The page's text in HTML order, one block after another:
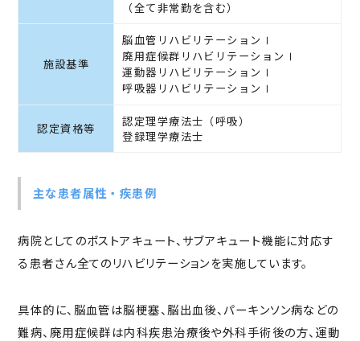
（全て非常勤を含む）
施設基準
脳血管リハビリテーションⅠ
廃用症候群リハビリテーションⅠ
運動器リハビリテーションⅠ
呼吸器リハビリテーションⅠ
認定資格等
認定理学療法士（呼吸）
登録理学療法士
主な患者属性・疾患例
病院としてのポストアキュート、サブアキュート機能に対応す
る患者さん全てのリハビリテーションを実施しています。
具体的に、脳血管は脳梗塞、脳出血後、パーキンソン病などの
難病、廃用症候群は内科疾患治療後や外科手術後の方、運動